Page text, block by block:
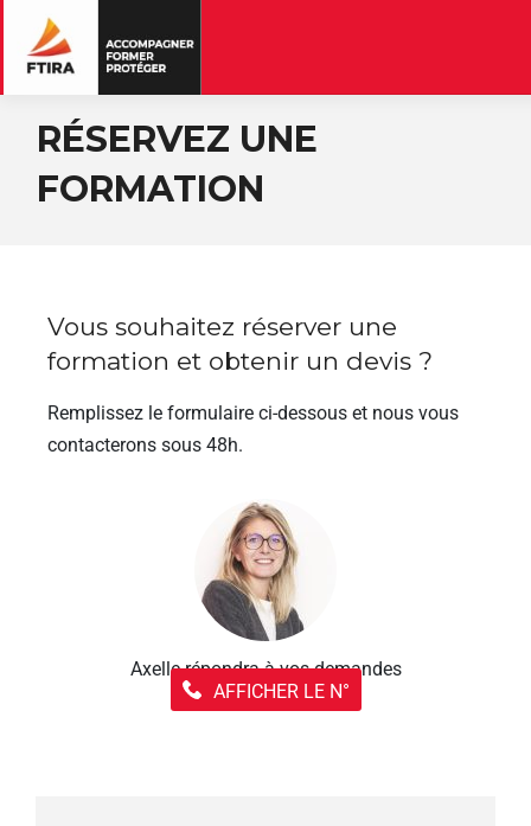
RÉSERVEZ UNE
FORMATION
Vous souhaitez réserver une
formation et obtenir un devis ?
Remplissez le formulaire ci-dessous et nous vous
contacterons sous 48h.
Axelle répondra à vos demandes
AFFICHER LE N°